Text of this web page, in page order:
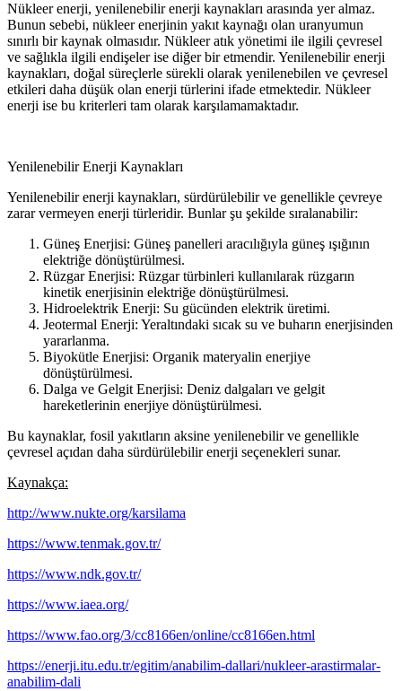
Nükleer enerji, yenilenebilir enerji kaynakları arasında yer almaz.
Bunun sebebi, nükleer enerjinin yakıt kaynağı olan uranyumun
sınırlı bir kaynak olmasıdır. Nükleer atık yönetimi ile ilgili çevresel
ve sağlıkla ilgili endişeler ise diğer bir etmendir. Yenilenebilir enerji
kaynakları, doğal süreçlerle sürekli olarak yenilenebilen ve çevresel
etkileri daha düşük olan enerji türlerini ifade etmektedir. Nükleer
enerji ise bu kriterleri tam olarak karşılamamaktadır.
Yenilenebilir Enerji Kaynakları
Yenilenebilir enerji kaynakları, sürdürülebilir ve genellikle çevreye
zarar vermeyen enerji türleridir. Bunlar şu şekilde sıralanabilir:
Güneş Enerjisi: Güneş panelleri aracılığıyla güneş ışığının
elektriğe dönüştürülmesi.
Rüzgar Enerjisi: Rüzgar türbinleri kullanılarak rüzgarın
kinetik enerjisinin elektriğe dönüştürülmesi.
Hidroelektrik Enerji: Su gücünden elektrik üretimi.
Jeotermal Enerji: Yeraltındaki sıcak su ve buharın enerjisinden
yararlanma.
Biyokütle Enerjisi: Organik materyalin enerjiye
dönüştürülmesi.
Dalga ve Gelgit Enerjisi: Deniz dalgaları ve gelgit
hareketlerinin enerjiye dönüştürülmesi.
Bu kaynaklar, fosil yakıtların aksine yenilenebilir ve genellikle
çevresel açıdan daha sürdürülebilir enerji seçenekleri sunar.
Kaynakça:
http://www.nukte.org/karsilama
https://www.tenmak.gov.tr/
https://www.ndk.gov.tr/
https://www.iaea.org/
https://www.fao.org/3/cc8166en/online/cc8166en.html
https://enerji.itu.edu.tr/egitim/anabilim-dallari/nukleer-arastirmalar-
anabilim-dali